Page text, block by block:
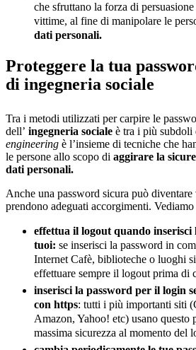
che sfruttano la forza di
vittime, al fine di manipolare le
dati personali.
Proteggere la tua
di ingegneria sociale
Tra i metodi utilizzati per carpire le
dell’ ingegneria sociale è tra i più subdoli
engineering è l’insieme di tecniche che
le persone allo scopo di aggirare la
dati personali.
Anche una password sicura può
prendono adeguati accorgimenti.
effettua il logout quando
tuoi: se inserisci la password in
Internet Cafè, biblioteche o luoghi
effettuare sempre il logout prima di
inserisci la password per il login
con https: tutti i più importanti siti
Amazon, Yahoo! etc) usano questo
massima sicurezza al momento del